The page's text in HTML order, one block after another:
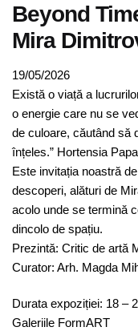
Beyond
Mira
19/05/2026
Există o viață a
o energie care nu se
de culoare, căutând să
înțeles.” Hortensia
Este invitația noastră
descoperi, alături de
acolo unde se termină
dincolo de spațiu.
Prezintă: Critic de artă
Curator: Arh. Magda
Durata expoziției: 18 –
Galeriile FormART